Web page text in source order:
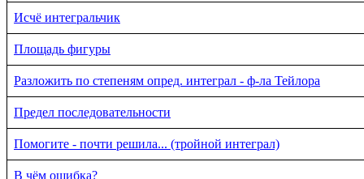
Исчё интегральчик
Площадь фигуры
Разложить по степеням опред. интеграл - ф-ла Тейлора
Предел последовательности
Помогите - почти решила... (тройной интеграл)
В чём ошибка?